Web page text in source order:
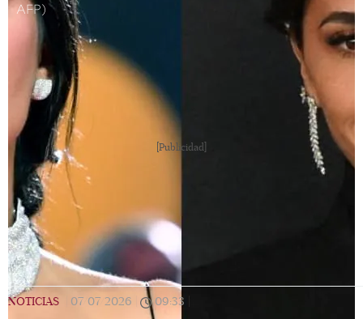
AFP)
[Publicidad]
NOTICIAS 07/07/2026 09:33